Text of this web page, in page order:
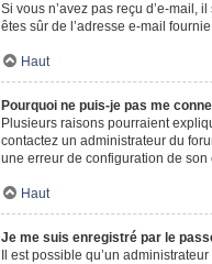
Si vous n’avez pas reçu d’e-mail,
êtes sûr de l’adresse e-mail
Haut
Pourquoi ne puis-je pas me
Plusieurs raisons pourraient
contactez un administrateur du
une erreur de configuration de son
Haut
Je me suis enregistré par le
Il est possible qu’un